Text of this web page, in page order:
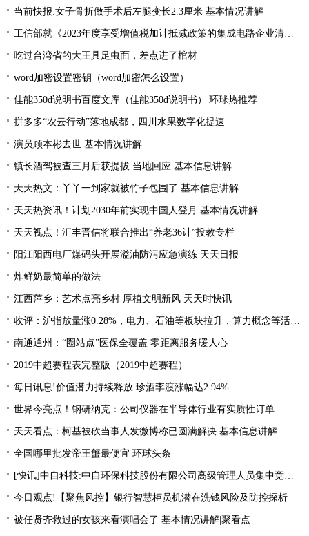
当前快报:女子骨折做手术后左腿变长2.3厘米 基本情况讲解
工信部就《2023年度享受增值税加计抵减政策的集成电路企业清单制定工作有关要求》征求意见
吃过台湾省的大王具足虫面，差点进了棺材
word加密设置密钥（word加密怎么设置）
佳能350d说明书百度文库（佳能350d说明书）|环球热推荐
拼多多“农云行动”落地成都，四川水果数字化提速
演员顾本彬去世 基本情况讲解
镇长酒驾被查三月后获提拔 当地回应 基本信息讲解
天天热文：丫丫一到家就被竹子包围了 基本信息讲解
天天热资讯！计划2030年前实现中国人登月 基本情况讲解
天天视点！汇丰晋信将联合推出“养老36计”投教专栏
阳江阳西电厂煤码头开展溢油防污应急演练 天天日报
炸鲜奶最简单的做法
江西萍乡：艺术点亮乡村 厚植文明新风 天天时快讯
收评：沪指放量涨0.28%，电力、石油等板块拉升，算力概念等活跃 每日关注
南通通州：“圈站点”医保全覆盖 零距离服务暖人心
2019中超赛程表完整版（2019中超赛程）
每日讯息!价值潜力持续释放 珍酒李渡涨幅达2.94%
世界今亮点！钢研纳克：公司仪器在半导体行业有实质性订单
天天看点：柯基被砍当事人发微博称已圆满解决 基本信息讲解
全国哪里批发帝王蟹最便宜 环球头条
[快讯]中自科技:中自环保科技股份有限公司高级管理人员集中竞价减持股份进展|观焦点
今日观点!【聚焦风控】银行智慧柜员机潜在洗钱风险及防控探析
被任贤齐救过的女孩来看演唱会了 基本情况讲解|聚看点